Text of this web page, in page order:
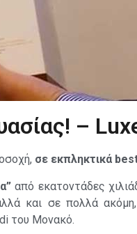
–
σε εκπληκτικά
από εκατοντάδες
και σε πολλά
του Μονακό.